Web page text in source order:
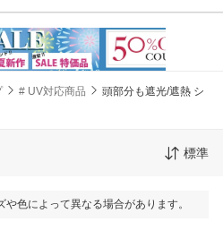
# UV対応商品
頭部分も遮光/遮熱 シ
標準
色によって異なる場合があります。